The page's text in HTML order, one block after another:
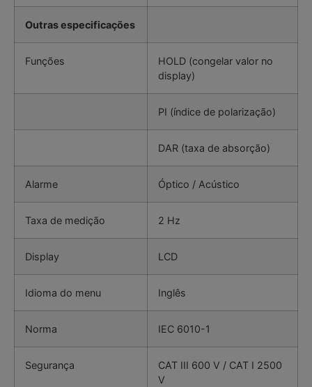
Outras especificações
Funções
HOLD (congelar valor no
display)
PI (índice de polarização)
DAR (taxa de absorção)
Alarme Óptico / Acústico
Taxa de medição 2 Hz
Display LCD
Idioma do menu Inglês
Norma IEC 6010-1
Segurança
CAT III 600 V / CAT I 2500
V